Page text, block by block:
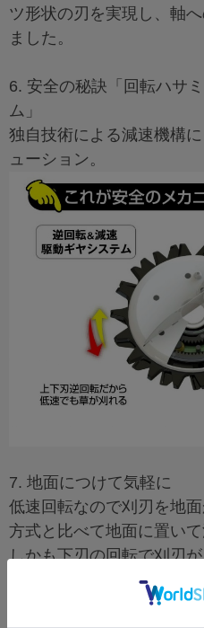
ツ形状の刃を実現し、軸
ました。
6. 安全の秘訣「回転ハサ
ム」
独自技術による減速機構
ューション。
7. 地面につけて気軽に
低速回転なので刈刃を地
方式と比べて地面に置い
しかも下刃の回転で刈刃
分な力がいりません。